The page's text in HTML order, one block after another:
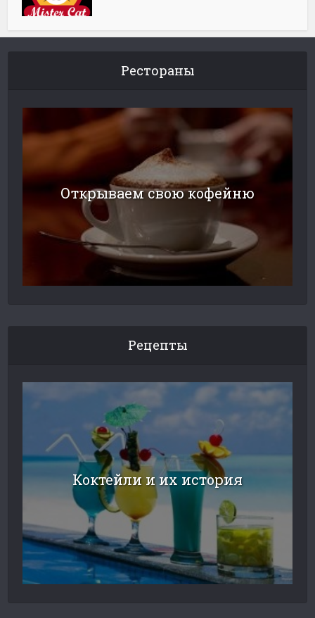
Рестораны
Открываем свою кофейню
Рецепты
Коктейли и их история